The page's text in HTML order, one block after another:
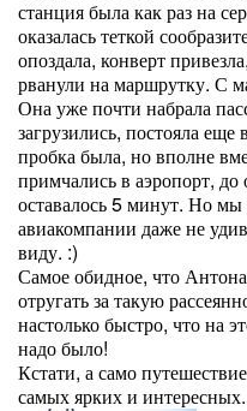
станция была как раз на
оказалась теткой
опоздала, конверт
рванули на маршрутку. С
Она уже почти набрала
загрузились, постояла
пробка была, но вполне
примчались в аэропорт, до
оставалось 5 минут. Но
авиакомпании даже не
виду. :)
Самое обидное, что
отругать за такую
настолько быстро, что на
надо было!
Кстати, а само
самых ярких и